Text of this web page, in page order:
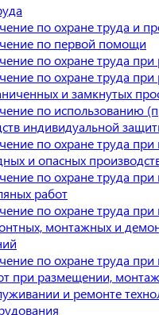
по охране труда и
по первой помощи
по охране труда при
по охране труда при
и замкнутых
по использованию
индивидуальной
по охране труда при
и опасных
по охране труда
работ
по охране труда
монтажных и
по охране труда
при размещении,
и ремонте